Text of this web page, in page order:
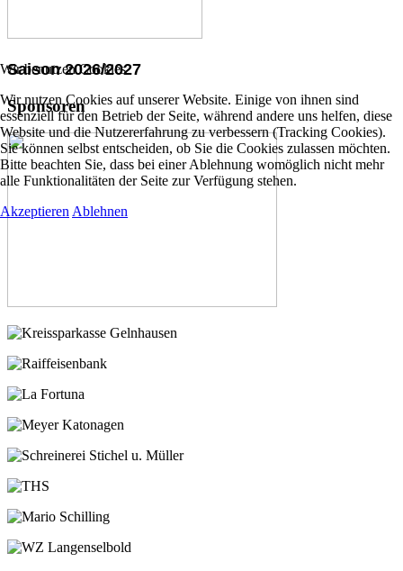
Saison 2026/2027
Sponsoren
Wir benutzen Cookies
Wir nutzen Cookies auf unserer Website. Einige von ihnen sind
essenziell für den Betrieb der Seite, während andere uns helfen, diese
Website und die Nutzererfahrung zu verbessern (Tracking Cookies).
Sie können selbst entscheiden, ob Sie die Cookies zulassen möchten.
Bitte beachten Sie, dass bei einer Ablehnung womöglich nicht mehr
alle Funktionalitäten der Seite zur Verfügung stehen.
Akzeptieren Ablehnen